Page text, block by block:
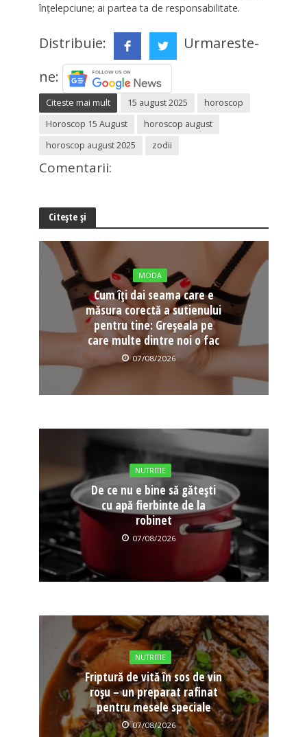
înțelepciune; ai partea ta de responsabilitate.
Distribuie:
Urmareste-
ne:
Citeste mai mult 15 august 2025
horoscop
Horoscop 15 August
horoscop august
horoscop august 2025
zodii
Comentarii:
Citește și
MODA
Cum îți dai seama care e
măsura corectă a sutienului
pentru tine: Greșeala pe
care multe dintre noi o fac
07/08/2026
NUTRITIE
De ce nu e bine să gătești
cu apă fierbinte de la
robinet
07/08/2026
NUTRITIE
Friptură de vită în sos de vin
roșu – un preparat rafinat
pentru mesele speciale
07/08/2026